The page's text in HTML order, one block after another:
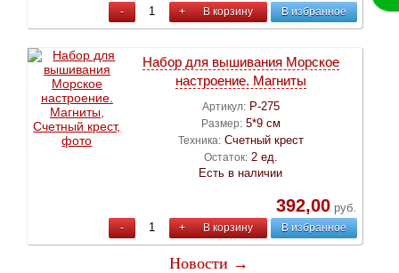
- + В корзину В избранное
Набор для вышивания Морское
настроение. Магниты
Артикул: Р-275
Размер: 5*9 см
Техника: Счетный крест
Остаток: 2 ед.
Есть в наличии
392,00руб.
- + В корзину В избранное
Новости →